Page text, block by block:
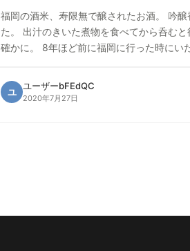
福岡の酒米、寿限無で醸されたお酒。 吟
た。 出汁のきいた煮物を食べてから呑むと後半の香りがより華やかで優しく
確かに。 8年ほど前に福岡に行った時にい
ユ
ユーザーbFEdQC
2020年7月27日